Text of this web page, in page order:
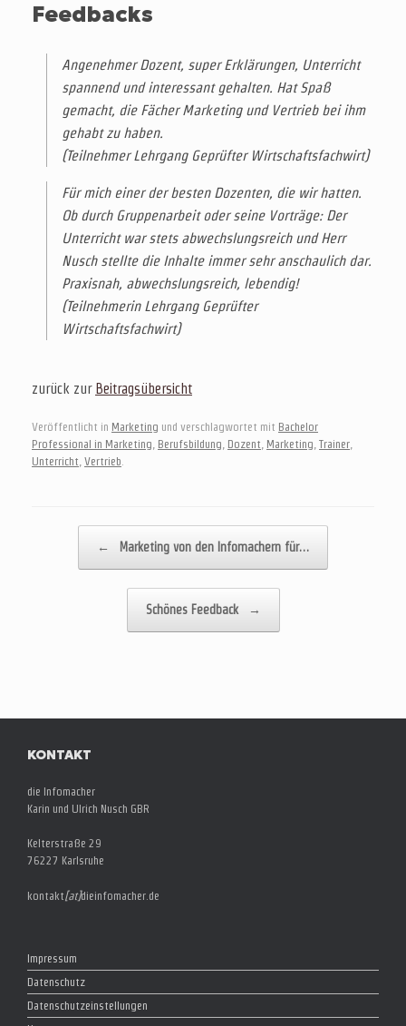
Feedbacks
Angenehmer Dozent, super Erklärungen, Unterricht
spannend und interessant gehalten. Hat Spaß
gemacht, die Fächer Marketing und Vertrieb bei ihm
gehabt zu haben.
(Teilnehmer Lehrgang Geprüfter Wirtschaftsfachwirt)
Für mich einer der besten Dozenten, die wir hatten.
Ob durch Gruppenarbeit oder seine Vorträge: Der
Unterricht war stets abwechslungsreich und Herr
Nusch stellte die Inhalte immer sehr anschaulich dar.
Praxisnah, abwechslungsreich, lebendig!
(Teilnehmerin Lehrgang Geprüfter
Wirtschaftsfachwirt)
zurück zur Beitragsübersicht
Veröffentlicht in Marketing und verschlagwortet mit Bachelor
Professional in Marketing Berufsbildung Dozent Marketing Trainer
Unterricht Vertrieb
← Marketing von den Infomachern für…
Schönes Feedback →
KONTAKT
die Infomacher
Karin und Ulrich Nusch GBR
Kelterstraße 29
76227 Karlsruhe
kontakt[at]dieinfomacher.de
Impressum
Datenschutz
Datenschutzeinstellungen